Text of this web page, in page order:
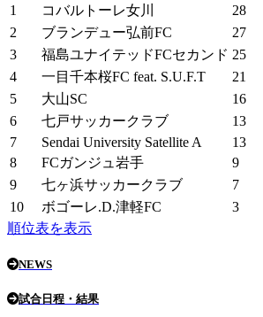
1
コバルトーレ女川 28
2
ブランデュー弘前FC 27
3
福島ユナイテッドFCセカンド 25
4
一目千本桜FC feat. S.U.F.T 21
5
大山SC 16
6
七戸サッカークラブ 13
7
Sendai University Satellite A 13
8
FCガンジュ岩手 9
9
七ヶ浜サッカークラブ 7
10
ボゴーレ.D.津軽FC 3
順位表を表示
NEWS
試合日程・結果